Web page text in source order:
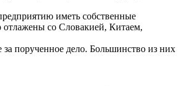
иметь собственные
отлажены со Словакией, Китаем,
порученное дело. Большинство из них